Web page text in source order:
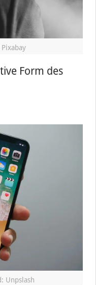
Form des
Unpslash